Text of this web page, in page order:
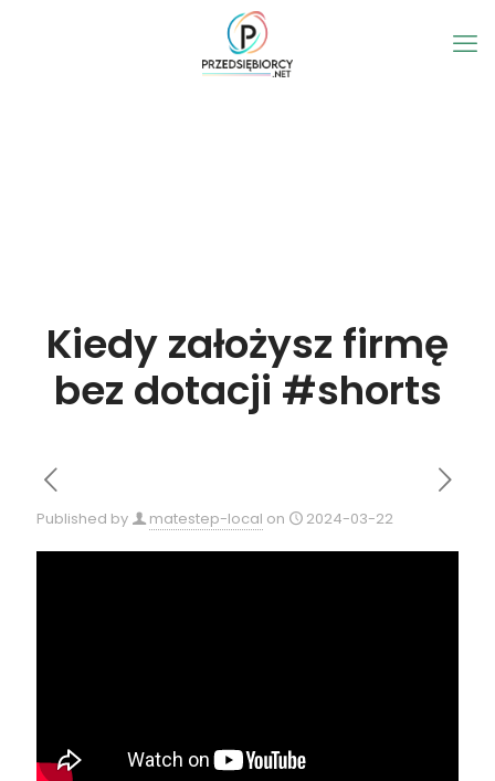
Kiedy założysz firmę
bez dotacji #shorts
Published by matestep-local on 2024-03-22